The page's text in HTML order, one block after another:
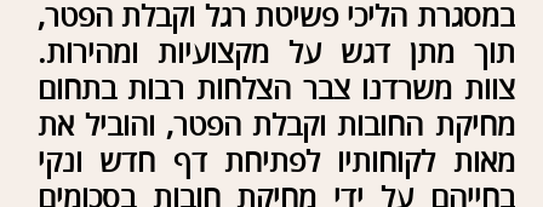
משרד עו"ד זילברפלד הינו "משרד
בוטיק" במשפט אזרחי-מסחרי, בעל
התמחות מיוחדת בדיני בנקאות, ותפגוש
בו עורכי דין מקצוענים, בעלי ידע וניסיון
רב, הפועלים במסירות ובמקצועיות,
ונלחמים על האינטרסים של לקוחות
המשרד, והכל תוך כדי שירות אישי
ואווירה ידידותית ביותר לקהל לקוחותיו .